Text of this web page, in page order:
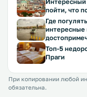
пойти, что
Где
интересные
Топ-5
Праги
При копировании любой
обязательна.